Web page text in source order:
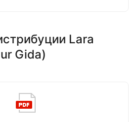
Lara
Gida)